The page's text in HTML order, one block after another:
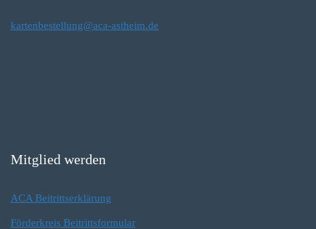
kartenbestellung@aca-astheim.de
Mitglied werden
ACA Beitrittserklärung
Förderkreis Beitrittsformular